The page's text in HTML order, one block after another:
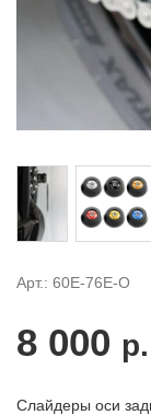
Арт.: 60E-76E-O
8 000 р.
Слайдеры оси